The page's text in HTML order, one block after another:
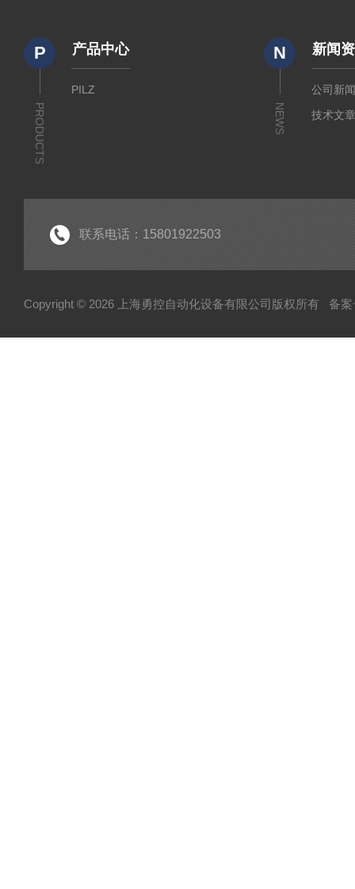
P
PRODUCTS
产品中心
PILZ
N
NEWS
新闻
公司新
技术文
联系电话：15801922503
Copyright © 2026 上海勇控自动化设备有限公司版权所有 备案